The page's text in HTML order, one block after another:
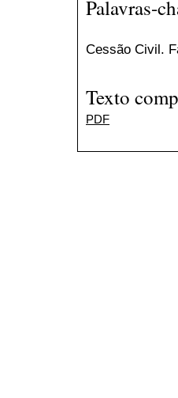
Palavras-
Cessão Civil.
Texto
PDF